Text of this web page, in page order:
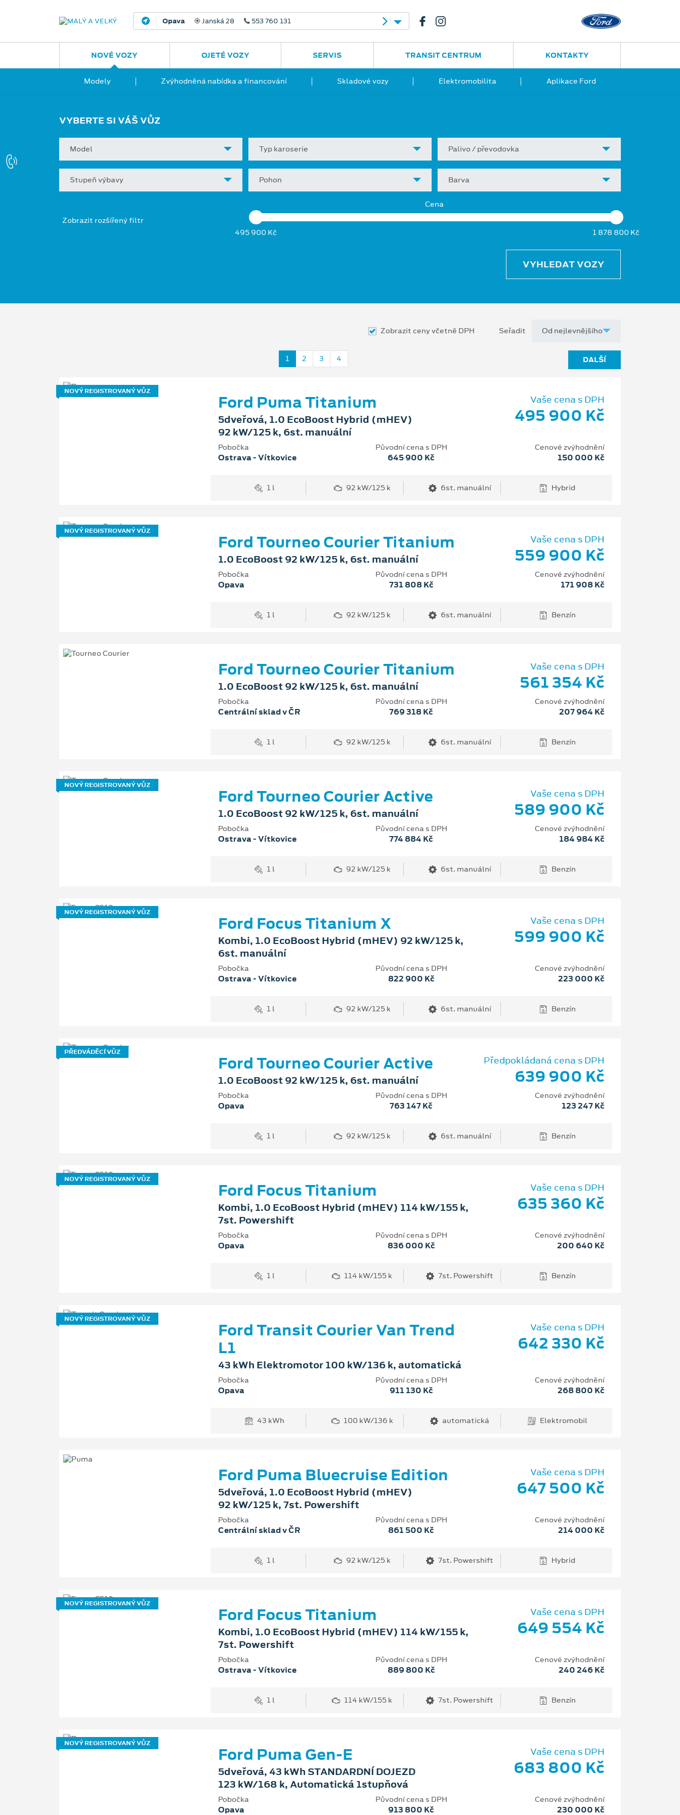
Opava Janská 28 553 760 131 Ostrava - Vítkovice
NOVÉ VOZY
Modely Zvýhodněná nabídka a financování Skladové vozy Elektromobilita Aplikace Ford
OJETÉ VOZY SERVIS TRANSIT CENTRUM KONTAKTY
VYBERTE SI VÁŠ VŮZ
Model Typ karoserie Palivo / převodovka
Stupeň výbavy Pohon Barva
Zobrazit rozšířený filtr
Cena
495 900 Kč 1 878 800 Kč
VYHLEDAT VOZY
Zobrazit ceny včetně DPH Seřadit
1 2 3 4 DALŠÍ
NOVÝ REGISTROVANÝ VŮZ
Ford Puma Titanium
5dveřová, 1.0 EcoBoost Hybrid (mHEV)
92 kW/125 k, 6st. manuální
Vaše cena s DPH
495 900 Kč
Pobočka
Ostrava - Vítkovice
Původní cena s DPH
645 900 Kč
Cenové zvýhodnění
150 000 Kč
1 l 92 kW/125 k 6st. manuální Hybrid
NOVÝ REGISTROVANÝ VŮZ
Ford Tourneo Courier Titanium
1.0 EcoBoost 92 kW/125 k, 6st. manuální
Vaše cena s DPH
559 900 Kč
Pobočka
Opava
Původní cena s DPH
731 808 Kč
Cenové zvýhodnění
171 908 Kč
1 l 92 kW/125 k 6st. manuální Benzín
Ford Tourneo Courier Titanium
1.0 EcoBoost 92 kW/125 k, 6st. manuální
Vaše cena s DPH
561 354 Kč
Pobočka
Centrální sklad v ČR
Původní cena s DPH
769 318 Kč
Cenové zvýhodnění
207 964 Kč
1 l 92 kW/125 k 6st. manuální Benzín
NOVÝ REGISTROVANÝ VŮZ
Ford Tourneo Courier Active
1.0 EcoBoost 92 kW/125 k, 6st. manuální
Vaše cena s DPH
589 900 Kč
Pobočka
Ostrava - Vítkovice
Původní cena s DPH
774 884 Kč
Cenové zvýhodnění
184 984 Kč
1 l 92 kW/125 k 6st. manuální Benzín
NOVÝ REGISTROVANÝ VŮZ
Ford Focus Titanium X
Kombi, 1.0 EcoBoost Hybrid (mHEV) 92 kW/125 k,
6st. manuální
Vaše cena s DPH
599 900 Kč
Pobočka
Ostrava - Vítkovice
Původní cena s DPH
822 900 Kč
Cenové zvýhodnění
223 000 Kč
1 l 92 kW/125 k 6st. manuální Benzín
PŘEDVÁDĚCÍ VŮZ
Ford Tourneo Courier Active
1.0 EcoBoost 92 kW/125 k, 6st. manuální
Předpokládaná cena s DPH
639 900 Kč
Pobočka
Opava
Původní cena s DPH
763 147 Kč
Cenové zvýhodnění
123 247 Kč
1 l 92 kW/125 k 6st. manuální Benzín
NOVÝ REGISTROVANÝ VŮZ
Ford Focus Titanium
Kombi, 1.0 EcoBoost Hybrid (mHEV) 114 kW/155 k,
7st. Powershift
Vaše cena s DPH
635 360 Kč
Pobočka
Opava
Původní cena s DPH
836 000 Kč
Cenové zvýhodnění
200 640 Kč
1 l 114 kW/155 k 7st. Powershift Benzín
NOVÝ REGISTROVANÝ VŮZ
Ford Transit Courier Van Trend
L1
43 kWh Elektromotor 100 kW/136 k, automatická
Vaše cena s DPH
642 330 Kč
Pobočka
Opava
Původní cena s DPH
911 130 Kč
Cenové zvýhodnění
268 800 Kč
43 kWh 100 kW/136 k automatická Elektromobil
Ford Puma Bluecruise Edition
5dveřová, 1.0 EcoBoost Hybrid (mHEV)
92 kW/125 k, 7st. Powershift
Vaše cena s DPH
647 500 Kč
Pobočka
Centrální sklad v ČR
Původní cena s DPH
861 500 Kč
Cenové zvýhodnění
214 000 Kč
1 l 92 kW/125 k 7st. Powershift Hybrid
NOVÝ REGISTROVANÝ VŮZ
Ford Focus Titanium
Kombi, 1.0 EcoBoost Hybrid (mHEV) 114 kW/155 k,
7st. Powershift
Vaše cena s DPH
649 554 Kč
Pobočka
Ostrava - Vítkovice
Původní cena s DPH
889 800 Kč
Cenové zvýhodnění
240 246 Kč
1 l 114 kW/155 k 7st. Powershift Benzín
NOVÝ REGISTROVANÝ VŮZ
Ford Puma Gen-E
5dveřová, 43 kWh STANDARDNÍ DOJEZD
123 kW/168 k, Automatická 1stupňová
Vaše cena s DPH
683 800 Kč
Pobočka
Opava
Původní cena s DPH
913 800 Kč
Cenové zvýhodnění
230 000 Kč